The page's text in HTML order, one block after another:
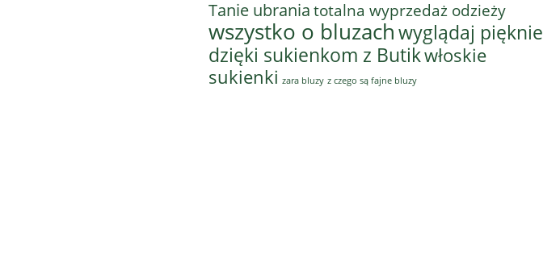
Tanie ubrania totalna wyprzedaż odzieży
wszystko o bluzachwyglądaj pięknie
dzięki sukienkom z Butikwłoskie
sukienki zara bluzy z czego są fajne bluzy